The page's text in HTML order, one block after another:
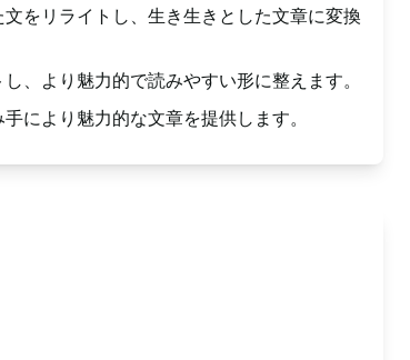
をリライトし、生き生きとした文章に変換
、より魅力的で読みやすい形に整えます。
により魅力的な文章を提供します。